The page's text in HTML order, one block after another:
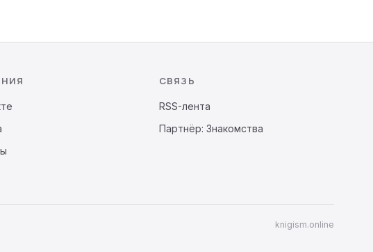
СВЯЗЬ
RSS-лента
Партнёр: Знакомства
knigism.online